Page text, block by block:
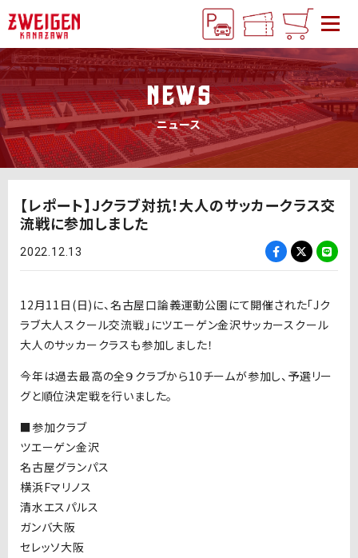
NEWS
ニュース
【レポート】Jクラブ対抗！大人のサッカークラス交
流戦に参加しました
2022.12.13
12月11日(日)に、名古屋口論義運動公園にて開催された「Jク
ラブ大人スクール交流戦」にツエーゲン金沢サッカースクール
大人のサッカークラスも参加しました！
今年は過去最高の全９クラブから10チームが参加し、予選リー
グと順位決定戦を行いました。
■参加クラブ
ツエーゲン金沢
名古屋グランパス
横浜Fマリノス
清水エスパルス
ガンバ大阪
セレッソ大阪